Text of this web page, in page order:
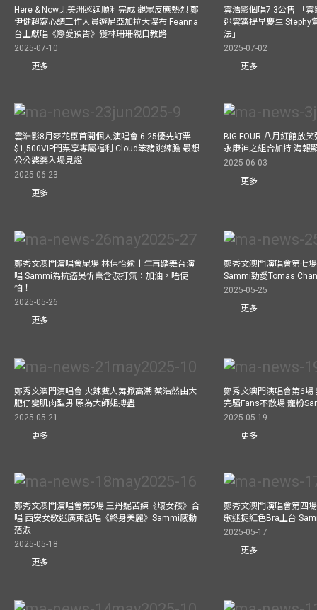
Here & Now北美洲巡迴順利完成 觀眾反應熱烈 鄭
伊健超窩心請工作人員遊尼亞加拉大瀑布 Feanna
台上獻唱《戀愛預告》獲林珊珊親自教路
2025-07-10
更多
雲浩影個唱7.3公售 「
迷雲黨提早慶生 Stephy
法」
2025-07-02
更多
雲浩影8月麥花臣首開個人演唱會 6.25優先訂票
$1,500VIP門票享專屬福利 Cloud笨豬跳練膽 最想
公公婆婆入場見證
2025-06-23
更多
BIG FOUR 八月紅館放
永康神之組合加持 海報
2025-06-03
更多
鄭秀文澳門演唱會尾場 林保怡逾十年再踏舞台演
唱 Sammi為抗癌吳忻熹含淚打氣：加油，唔使
怕！
2025-05-26
更多
鄭秀文澳門演唱會第七
Sammi勁愛Tomas
2025-05-25
更多
鄭秀文澳門演唱會 火辣雙人舞掀高潮 蔡浩然由大
肥仔變肌肉型男 願為大師姐搏盡
2025-05-21
更多
鄭秀文澳門演唱會第6場
完騷Fans不散場 寵粉
2025-05-19
更多
鄭秀文澳門演唱會第5場 王丹妮苦練《壞女孩》合
唱 西安女歌迷廣東話唱《終身美麗》Sammi感動
落淚
2025-05-18
更多
鄭秀文澳門演唱會第四
歌迷掟紅色Bra上台
2025-05-17
更多